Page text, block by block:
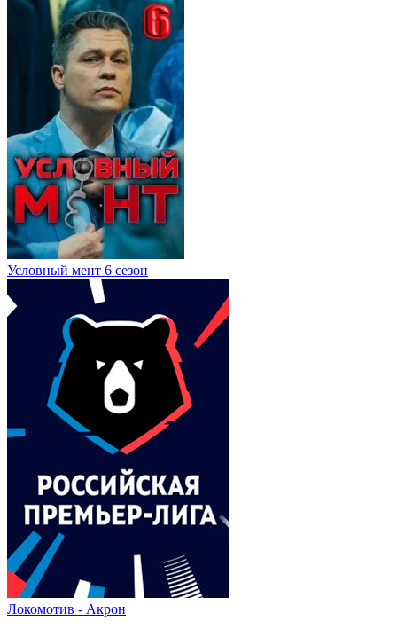
Условный мент 6 сезон
Локомотив - Акрон